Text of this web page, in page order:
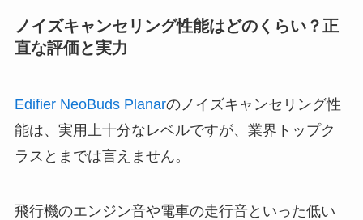
ノイズキャンセリング性能はどのくらい？正
直な評価と実力
Edifier NeoBuds Planarのノイズキャンセリング性
能は、実用上十分なレベルですが、業界トップク
ラスとまでは言えません。
飛行機のエンジン音や電車の走行音といった低い